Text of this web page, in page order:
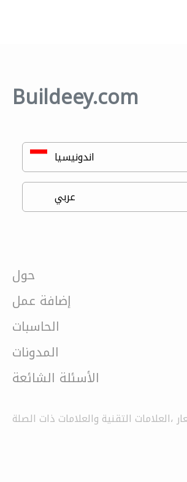
Buildeey.com
حول
إضافة عمل
الحاسبات
المدونات
الأسئلة الشائعة
،العلامات التقنية والعلامات ذات الصلة